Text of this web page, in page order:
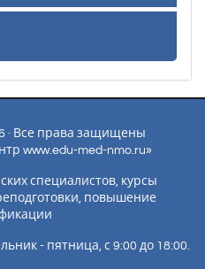
· Все права защищены
www.edu-med-nmo.ru»
специалистов, курсы
повышение
- пятница, с 9:00 до 18:00.